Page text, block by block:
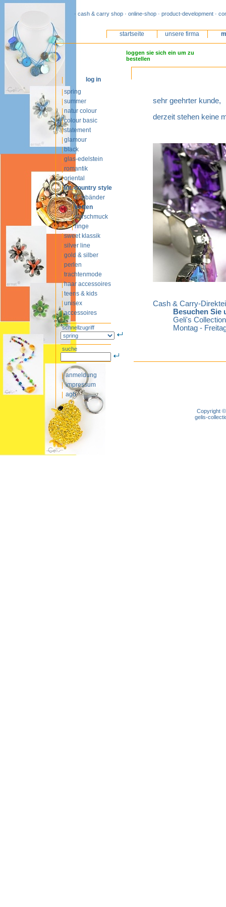
· cash & carry shop · online-shop · product-development ·
startseite unsere firma
log in
spring
summer
natur colour
colour basic
statement
glamour
black
glas-edelstein
romantik
oriental
int. country style
armbänder
ketten
ohrschmuck
ringe
sweet klassik
silver line
gold & silber
perlen
trachtenmode
haar accessoires
teens & kids
unisex
accessoires
schnellzugriff
suche
anmeldung
impressum
agb
loggen sie sich ein um zu
bestellen
sehr geehrter kunde,
derzeit stehen keine
Cash & Carry-
Besuchen Sie
Geli's
Montag -
Copyright
gelis-